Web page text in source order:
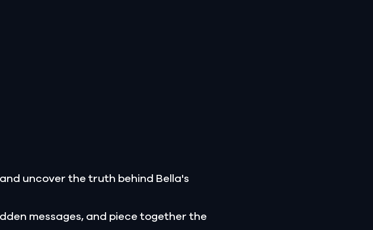
uncover the truth behind Bella's
messages, and piece together the